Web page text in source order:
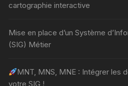
cartographie interactive
Mise en place d’un Système
(SIG) Métier
MNT, MNS, MNE : Intégrer les
votre SIG !